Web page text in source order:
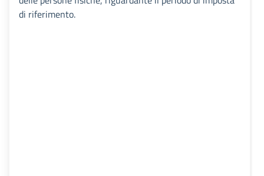
di riferimento.